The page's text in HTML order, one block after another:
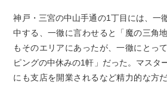
神戸・三宮の中山手通の1丁目には、一
中する、一徹に言わせると「魔の三角
もそのエリアにあったが、一徹にとっ
ピングの中休みの1軒」だった。マスタ
にも支店を開業されるなど精力的な方